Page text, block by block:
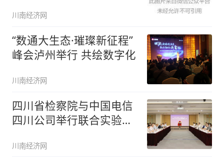
川南经济网
“数通大生态·璀璨新征程”
峰会泸州举行 共绘数字化
川南经济网
四川省检察院与中国电信
四川公司举行联合实验室
川南经济网